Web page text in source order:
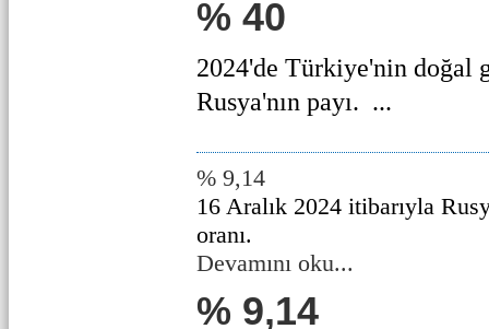
% 40
2024'de Türkiye'nin doğal
Rusya'nın payı. ...
% 9,14
16 Aralık 2024 itibarıyla
oranı.
Devamını oku...
% 9,14